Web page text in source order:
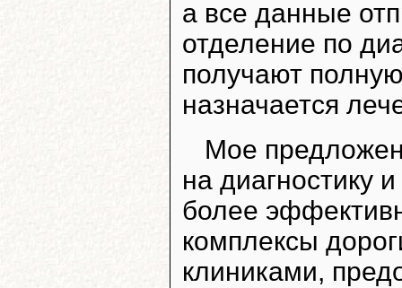
а все данные
отделение по
получают
назначается
Мое
на диагностику
более
комплексы
клиниками,